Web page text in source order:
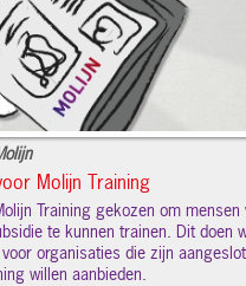
Molijn Training
Training gekozen om mensen
te kunnen trainen. Dit doen
organisaties die zijn
willen aanbieden.